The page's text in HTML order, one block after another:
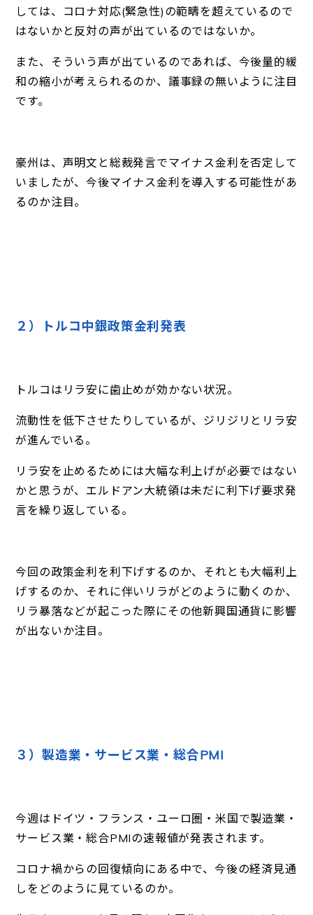
しては、コロナ対応(緊急性)の範疇を超えているので
はないかと反対の声が出ているのではないか。
また、そういう声が出ているのであれば、今後量的緩
和の縮小が考えられるのか、議事録の無いように注目
です。
豪州は、声明文と総裁発言でマイナス金利を否定して
いましたが、今後マイナス金利を導入する可能性があ
るのか注目。
２）トルコ中銀政策金利発表
トルコはリラ安に歯止めが効かない状況。
流動性を低下させたりしているが、ジリジリとリラ安
が進んでいる。
リラ安を止めるためには大幅な利上げが必要ではない
かと思うが、エルドアン大統領は未だに利下げ要求発
言を繰り返している。
今回の政策金利を利下げするのか、それとも大幅利上
げするのか、それに伴いリラがどのように動くのか、
リラ暴落などが起こった際にその他新興国通貨に影響
が出ないか注目。
３）製造業・サービス業・総合PMI
今週はドイツ・フランス・ユーロ圏・米国で製造業・
サービス業・総合PMIの速報値が発表されます。
コロナ禍からの回復傾向にある中で、今後の経済見通
しをどのように見ているのか。